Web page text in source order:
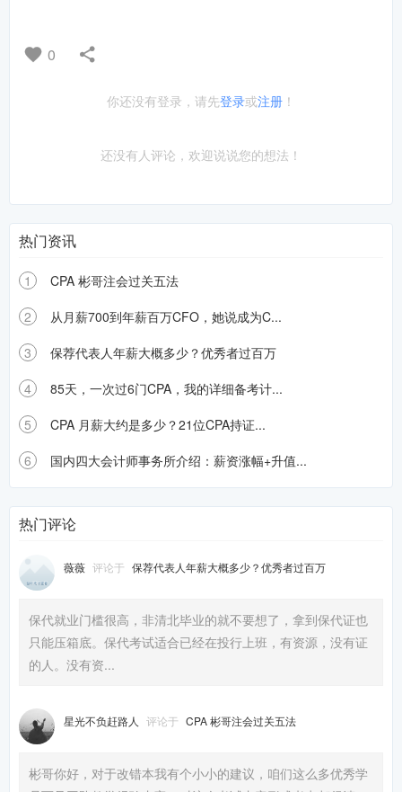
0
你还没有登录，请先登录或注册 ！
还没有人评论，欢迎说说您的想法！
热门资讯
1
CPA 彬哥注会过关五法
2
从月薪700到年薪百万CFO，她说成为C...
3
保荐代表人年薪大概多少？优秀者过百万
4
85天，一次过6门CPA，我的详细备考计...
5
CPA 月薪大约是多少？21位CPA持证...
6
国内四大会计师事务所介绍：薪资涨幅+升值...
热门评论
薇薇 评论于 保荐代表人年薪大概多少？优秀者过百万
保代就业门槛很高，非清北毕业的就不要想了，拿到保代证也
只能压箱底。保代考试适合已经在投行上班，有资源，没有证
的人。没有资...
星光不负赶路人 评论于 CPA 彬哥注会过关五法
彬哥你好，对于改错本我有个小小的建议，咱们这么多优秀学